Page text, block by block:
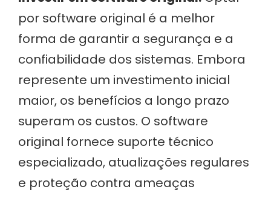
por software original é a melhor
forma de garantir a segurança e a
confiabilidade dos sistemas. Embora
represente um investimento inicial
maior, os benefícios a longo prazo
superam os custos. O software
original fornece suporte técnico
especializado, atualizações regulares
e proteção contra ameaças